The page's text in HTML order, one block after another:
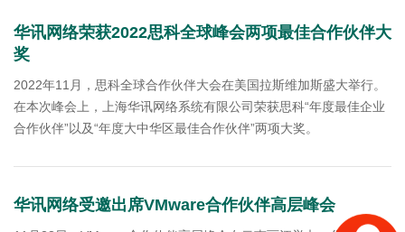
华讯网络荣获2022思科全球峰会两项最佳合作伙伴大
奖
2022年11月，思科全球合作伙伴大会在美国拉斯维加斯盛大举行。
在本次峰会上，上海华讯网络系统有限公司荣获思科“年度最佳企业
合作伙伴”以及“年度大中华区最佳合作伙伴”两项大奖。
华讯网络受邀出席VMware合作伙伴高层峰会